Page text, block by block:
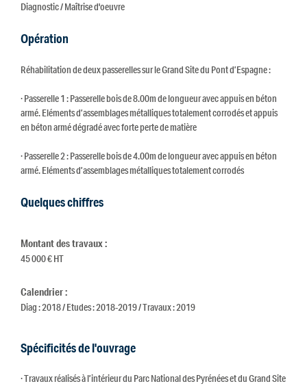
Diagnostic / Maîtrise d'oeuvre
Opération
Réhabilitation de deux passerelles sur le Grand Site du Pont d’Espagne :
· Passerelle 1 : Passerelle bois de 8.00m de longueur avec appuis en béton
armé. Eléments d’assemblages métalliques totalement corrodés et appuis
en béton armé dégradé avec forte perte de matière
· Passerelle 2 : Passerelle bois de 4.00m de longueur avec appuis en béton
armé. Eléments d’assemblages métalliques totalement corrodés
Quelques chiffres
Montant des travaux :
45 000 € HT
Calendrier :
Diag : 2018 / Etudes : 2018-2019 / Travaux : 2019
Spécificités de l'ouvrage
· Travaux réalisés à l’intérieur du Parc National des Pyrénées et du Grand Site